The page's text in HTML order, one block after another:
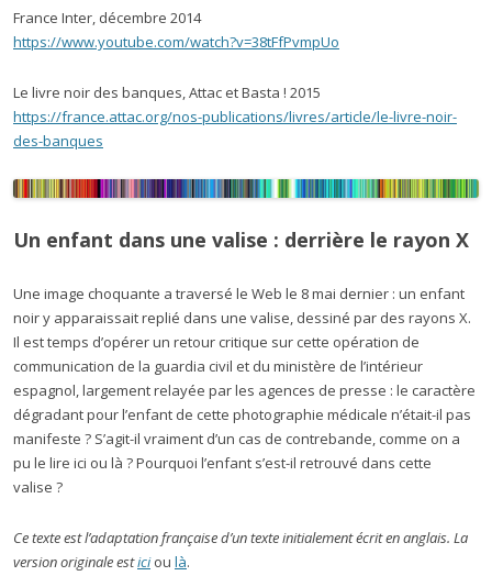
France Inter, décembre 2014
https://www.youtube.com/watch?v=38tFfPvmpUo
Le livre noir des banques, Attac et Basta ! 2015
https://france.attac.org/nos-publications/livres/article/le-livre-noir-
des-banques
Un enfant dans une valise : derrière le rayon X
Une image choquante a traversé le Web le 8 mai dernier : un enfant
noir y apparaissait replié dans une valise, dessiné par des rayons X.
Il est temps d’opérer un retour critique sur cette opération de
communication de la guardia civil et du ministère de l’intérieur
espagnol, largement relayée par les agences de presse : le caractère
dégradant pour l’enfant de cette photographie médicale n’était-il pas
manifeste ? S’agit-il vraiment d’un cas de contrebande, comme on a
pu le lire ici ou là ? Pourquoi l’enfant s’est-il retrouvé dans cette
valise ?
Ce texte est l’adaptation française d’un texte initialement écrit en anglais. La
version originale esticiou là.